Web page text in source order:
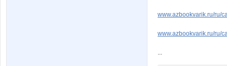
www.azbookvarik.ru/ru/
www.azbookvarik.ru/ru/
...